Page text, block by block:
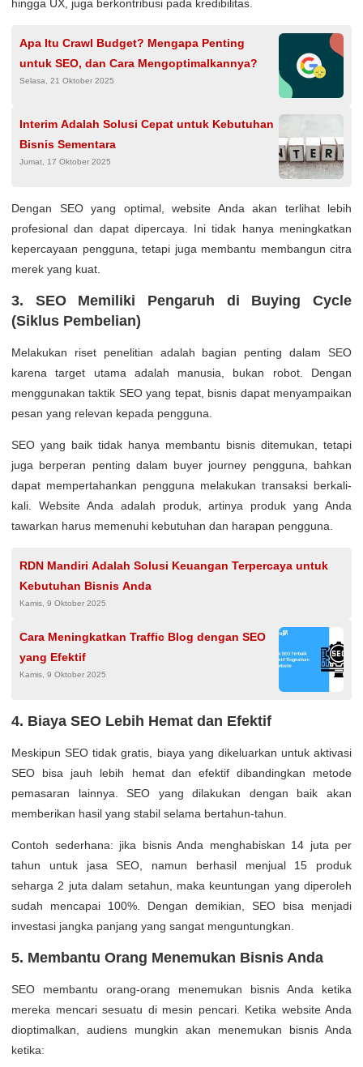
hingga UX, juga berkontribusi pada kredibilitas.
Apa Itu Crawl Budget? Mengapa Penting
untuk SEO, dan Cara Mengoptimalkannya?
Selasa, 21 Oktober 2025
Interim Adalah Solusi Cepat untuk Kebutuhan
Bisnis Sementara
Jumat, 17 Oktober 2025
Dengan SEO yang optimal, website Anda akan terlihat lebih
profesional dan dapat dipercaya. Ini tidak hanya meningkatkan
kepercayaan pengguna, tetapi juga membantu membangun citra
merek yang kuat.
3. SEO Memiliki Pengaruh di Buying Cycle
(Siklus Pembelian)
Melakukan riset penelitian adalah bagian penting dalam SEO
karena target utama adalah manusia, bukan robot. Dengan
menggunakan taktik SEO yang tepat, bisnis dapat menyampaikan
pesan yang relevan kepada pengguna.
SEO yang baik tidak hanya membantu bisnis ditemukan, tetapi
juga berperan penting dalam buyer journey pengguna, bahkan
dapat mempertahankan pengguna melakukan transaksi berkali-
kali. Website Anda adalah produk, artinya produk yang Anda
tawarkan harus memenuhi kebutuhan dan harapan pengguna.
RDN Mandiri Adalah Solusi Keuangan Terpercaya untuk
Kebutuhan Bisnis Anda
Kamis, 9 Oktober 2025
Cara Meningkatkan Traffic Blog dengan SEO
yang Efektif
Kamis, 9 Oktober 2025
4. Biaya SEO Lebih Hemat dan Efektif
Meskipun SEO tidak gratis, biaya yang dikeluarkan untuk aktivasi
SEO bisa jauh lebih hemat dan efektif dibandingkan metode
pemasaran lainnya. SEO yang dilakukan dengan baik akan
memberikan hasil yang stabil selama bertahun-tahun.
Contoh sederhana: jika bisnis Anda menghabiskan 14 juta per
tahun untuk jasa SEO, namun berhasil menjual 15 produk
seharga 2 juta dalam setahun, maka keuntungan yang diperoleh
sudah mencapai 100%. Dengan demikian, SEO bisa menjadi
investasi jangka panjang yang sangat menguntungkan.
5. Membantu Orang Menemukan Bisnis Anda
SEO membantu orang-orang menemukan bisnis Anda ketika
mereka mencari sesuatu di mesin pencari. Ketika website Anda
dioptimalkan, audiens mungkin akan menemukan bisnis Anda
ketika: